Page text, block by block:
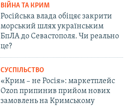
ВІЙНА ТА КРИМ
Російська влада обіцяє закрити
морський шлях українським
БпЛА до Севастополя. Чи реально
це?
СУСПІЛЬСТВО
«Крим – не Росія»: маркетплейс
Ozon припинив прийом нових
замовлень на Кримському